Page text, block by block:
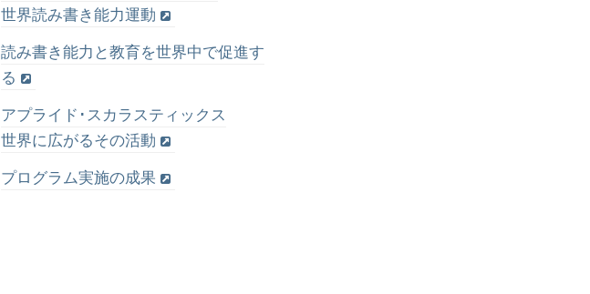
世界読み書き能力運動
読み書き能力と教育を世界中で促進す
る
アプライド･スカラスティックス
世界に広がるその活動
プログラム実施の成果